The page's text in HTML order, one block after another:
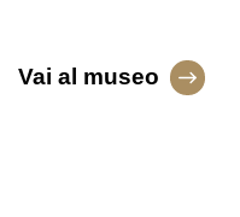
Vai al museo